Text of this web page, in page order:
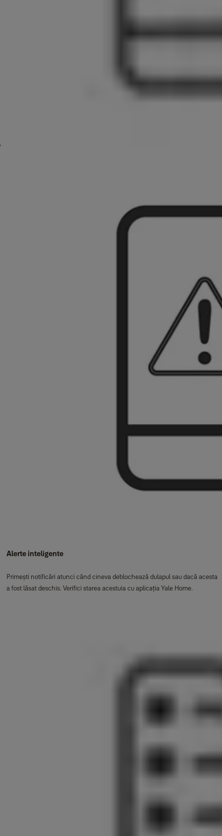
Alerte inteligente
Primești notificări atunci când cineva deblochează dulapul sau dacă acesta
a fost lăsat deschis. Verifici starea acestuia cu aplicația Yale Home.